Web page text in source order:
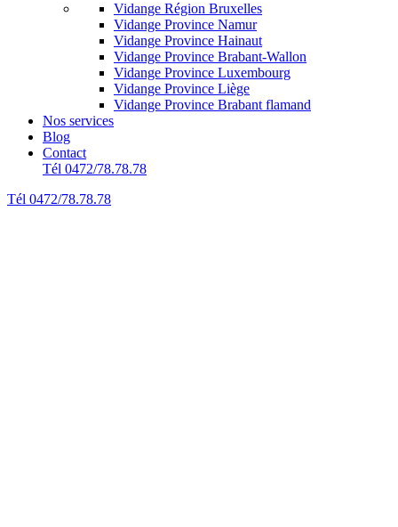
Vidange Région Bruxelles
Vidange Province Namur
Vidange Province Hainaut
Vidange Province Brabant-Wallon
Vidange Province Luxembourg
Vidange Province Liège
Vidange Province Brabant flamand
Nos services
Blog
Contact
Tél 0472/78.78.78
Tél 0472/78.78.78